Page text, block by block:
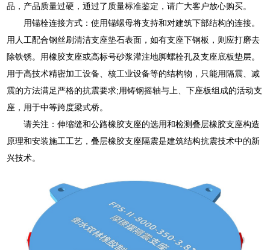
品，产品质量过硬，通过了质量标准鉴定，请广大客户放心购买。
用锚栓连接方式：使用锚螺母将支持和对建筑下部结构的连接。
用人工配合钢丝刷清洁支座垫石表面，如有支座下钢板，则应打磨去
除铁锈。用橡胶支座或高标号砂浆灌注地脚螺栓孔及支座底板垫层。
用于高技术精密加工设备、核工业设备等的结构物，只能用隔震、减
震的方法满足严格的抗震要求;用铸钢摇轴与上、下座板组成的活动支
座，用于中等跨度梁式桥。
请关注：伸缩缝和公路橡胶支座的选用和检测叠层橡胶支座构造
原理和安装施工工艺，叠层橡胶支座隔震是建筑结构抗震技术中的新
兴技术。